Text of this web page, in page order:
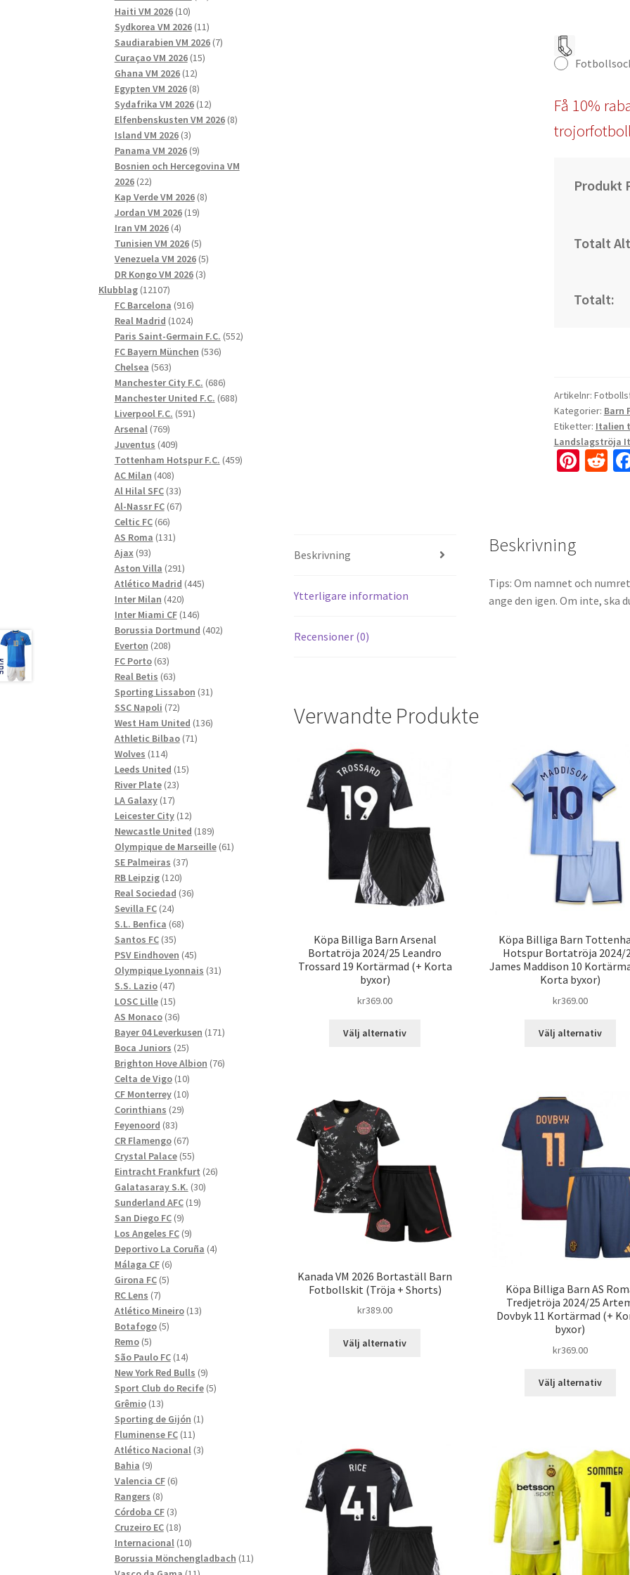
Få 10%
Produkt
Totalt
Totalt:
Artikelnr:
Kategorier: Barn
Etiketter: Italien
Landslagströja
Pi R
Beskrivning
Ytterligare information
Recensioner (0)
Beskrivning
Tips: Om namnet och
ange den igen. Om inte, ska
Verwandte Produkte
Köpa Billiga Barn Arsenal
Bortatröja 2024/25 Leandro
Trossard 19 Kortärmad (+ Korta
byxor)
kr369.00
Välj alternativ
kan
väljas
produktsidan
Köpa Billiga Barn
Hotspur Bortatröja 2024/
James Maddison 10
Korta byxor)
kr369.00
Välj alternativ
kan
Kanada VM 2026 Bortaställ Barn
Fotbollskit (Tröja + Shorts)
kr389.00
Välj alternativ
Köpa Billiga Barn AS
Tredjetröja 2024/25
Dovbyk 11 Kortärmad (+
byxor)
kr369.00
Välj alternativ
De
kan
på
Haiti VM 2026 1010
produkter
Sydkorea VM 2026 1111
produkter
Saudiarabien VM 2026 77
Curaçao VM 2026 1515
Ghana VM 2026 1212
produkter
Egypten VM 2026 88
produkter
Sydafrika VM 2026 1212
produkter
Elfenbenskusten VM 2026 88
Island VM 2026 33
produkter
Panama VM 2026 99
produkter
Bosnien och Hercegovina VM
2026 2222
produkter
Kap Verde VM 2026 88
Jordan VM 2026 1919
Iran VM 2026 44
produkter
Tunisien VM 2026 55
produkter
Venezuela VM 2026 55
produkter
DR Kongo VM 2026 33
Klubblag 1210712107
produkter
FC Barcelona 916916
produkter
Real Madrid 10241024
produkter
Paris Saint-Germain F.C. 552552
FC Bayern München 536536
Chelsea 563563
produkter
Manchester City F.C. 686686
produkter
Manchester United F.C. 688688
Liverpool F.C. 591591
Arsenal 769769
produkter
Juventus 409409
produkter
Tottenham Hotspur F.C. 459459
AC Milan 408408
produkter
Al Hilal SFC 3333
produkter
Al-Nassr FC 6767
Celtic FC 6666
produkter
AS Roma 131131
Ajax 9393
produkter
Aston Villa 291291
produkter
Atlético Madrid 445445
Inter Milan 420420
produkter
Inter Miami CF 146146
produkter
Borussia Dortmund 402402
Everton 208208
produkter
FC Porto 6363
produkter
Real Betis 6363
produkter
Sporting Lissabon 3131
SSC Napoli 7272
produkter
West Ham United 136136
Athletic Bilbao 7171
Wolves 114114
produkter
Leeds United 1515
River Plate 2323
LA Galaxy 1717
produkter
Leicester City 1212
produkter
Newcastle United 189189
produkter
Olympique de Marseille 6161
SE Palmeiras 3737
RB Leipzig 120120
produkter
Real Sociedad 3636
Sevilla FC 2424
produkter
S.L. Benfica 6868
Santos FC 3535
produkter
PSV Eindhoven 4545
produkter
Olympique Lyonnais 3131
S.S. Lazio 4747
produkter
LOSC Lille 1515
produkter
AS Monaco 3636
produkter
Bayer 04 Leverkusen 171171
Boca Juniors 2525
produkter
Brighton Hove Albion 7676
Celta de Vigo 1010
produkter
CF Monterrey 1010
Corinthians 2929
Feyenoord 8383
produkter
CR Flamengo 6767
produkter
Crystal Palace 5555
produkter
Eintracht Frankfurt 2626
Galatasaray S.K. 3030
Sunderland AFC 1919
San Diego FC 99
produkter
Los Angeles FC 99
produkter
Deportivo La Coruña 44
Málaga CF 66
produkter
Girona FC 55
RC Lens 77
produkter
Atlético Mineiro 1313
Botafogo 55
Remo 55
produkter
São Paulo FC 1414
produkter
New York Red Bulls 99
produkter
Sport Club do Recife 55
Grêmio 1313
produkter
Sporting de Gijón 11
Fluminense FC 1111
produkter
Atlético Nacional 33
Bahia 99
produkter
Valencia CF 66
Rangers 88
produkter
Córdoba CF 33
produkter
Cruzeiro EC 1818
produkter
Internacional 1010
produkter
Borussia Mönchengladbach 1111